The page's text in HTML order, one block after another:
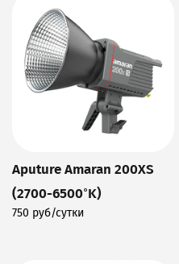
Aputure Amaran 200XS
(2700-6500°K)
750 руб/сутки